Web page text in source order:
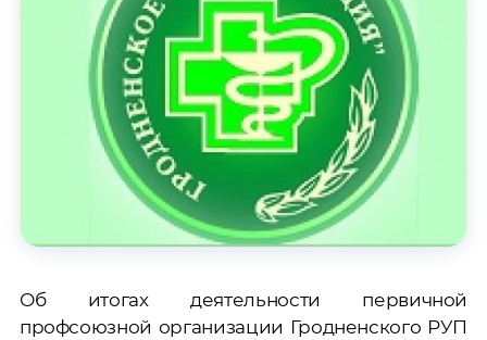
Об итогах деятельности первичной
профсоюзной организации Гродненского РУП